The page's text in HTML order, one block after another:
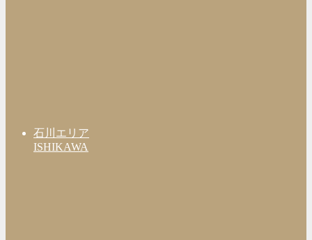
石川エリア
ISHIKAWA